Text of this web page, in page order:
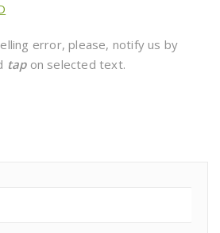
error, please, notify us by
tapon selected text.